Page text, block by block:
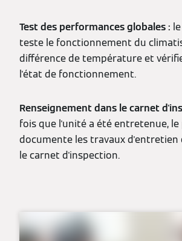
Test des performances globales :
teste le fonctionnement du
différence de température et
l'état de fonctionnement.
Renseignement dans le carnet
fois que l'unité a été entretenue,
documente les travaux d'entretien
le carnet d'inspection.